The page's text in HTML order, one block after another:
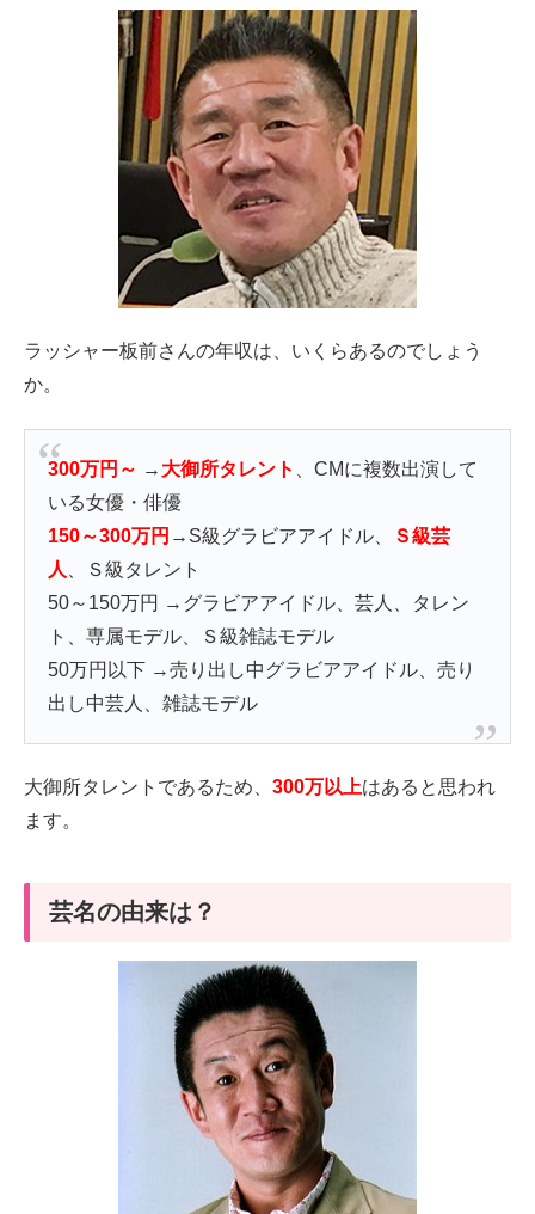
ラッシャー板前さんの年収は、いくらあるのでしょう
か。
300万円～ → 大御所タレント
、CMに複数出演して
いる女優・俳優
150～300万円 →S級グラビアアイドル、
Ｓ級芸
人
、Ｓ級タレント
50～150万円 →グラビアアイドル、芸人、タレン
ト、専属モデル、Ｓ級雑誌モデル
50万円以下 →売り出し中グラビアアイドル、売り
出し中芸人、雑誌モデル
大御所タレントであるため、 300万以上はあると思われ
ます。
芸名の由来は？